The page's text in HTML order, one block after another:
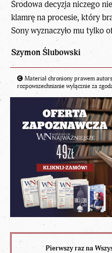
Środowa decyzja niczego
klamrę na procesie, który
Sony wyznaczyło mu tylko
Szymon Ślubowski
Materiał chroniony prawem
rozpowszechnianie wyłącznie za
Pierwszy raz na